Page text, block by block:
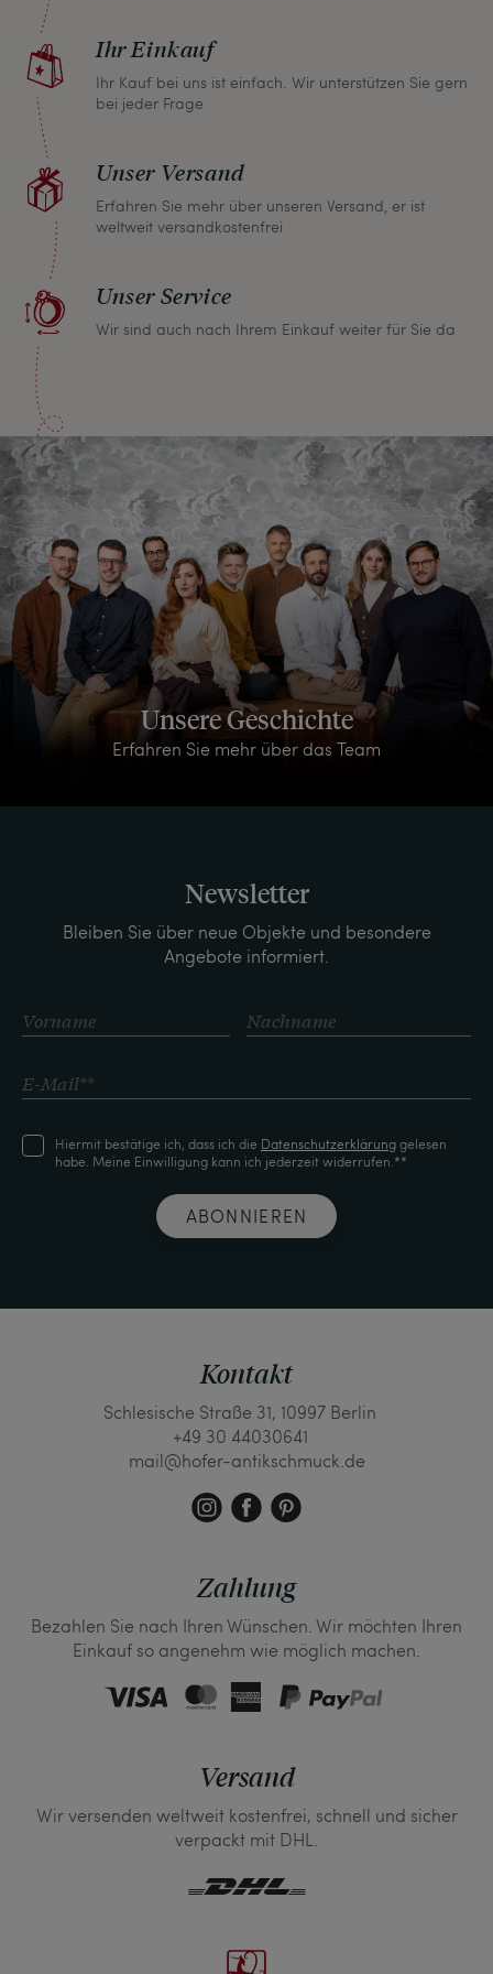
zurückgeben und wir erstatten Ihnen den vollen
Kaufpreis.Ihr Einkauf
Ihr Kauf bei uns ist einfach. Wir unterstützen Sie gern
bei jeder Frage
Unser Versand
Erfahren Sie mehr über unseren Versand, er ist
weltweit versandkostenfrei
Unser Service
Wir sind auch nach Ihrem Einkauf weiter für Sie da
Unsere Geschichte
Erfahren Sie mehr über das Team
Newsletter
Bleiben Sie über neue Objekte und besondere
Angebote informiert.
Hiermit bestätige ich, dass ich die Daten­schutz­erklärunggelesen
habe. Meine Einwilligung kann ich jederzeit widerrufen.**
ABONNIEREN
Kontakt
Schlesische Straße 31, 10997 Berlin
+49 30 44030641
mail@hofer-antikschmuck.de
Zahlung
Bezahlen Sie nach Ihren Wünschen. Wir möchten Ihren
Einkauf so angenehm wie möglich machen.
Versand
Wir versenden weltweit kostenfrei, schnell und sicher
verpackt mit DHL.